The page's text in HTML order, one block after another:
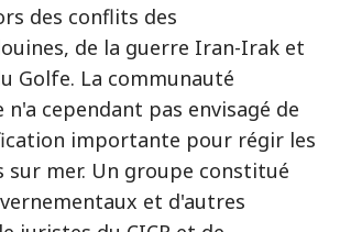
des conflits des
de la guerre Iran-Irak et
Golfe. La communauté
cependant pas envisagé de
importante pour régir les
sur mer. Un groupe constitué
et d'autres